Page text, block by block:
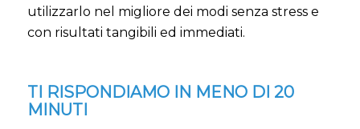
utilizzarlo nel migliore dei modi senza stress e
con risultati tangibili ed immediati.
TI RISPONDIAMO IN MENO DI 20
MINUTI